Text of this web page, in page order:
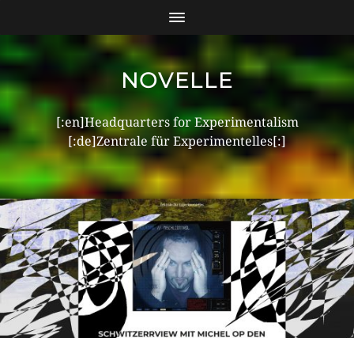
NOVELLE
[:en]Headquarters for Experimentalism
[:de]Zentrale für Experimentelles[:]